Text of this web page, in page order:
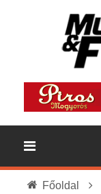
Főoldal